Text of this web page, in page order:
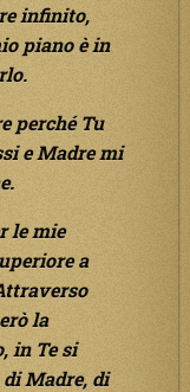
infinito,
piano è in
perché Tu
e Madre mi
le mie
a
la
in Te si
Madre, di